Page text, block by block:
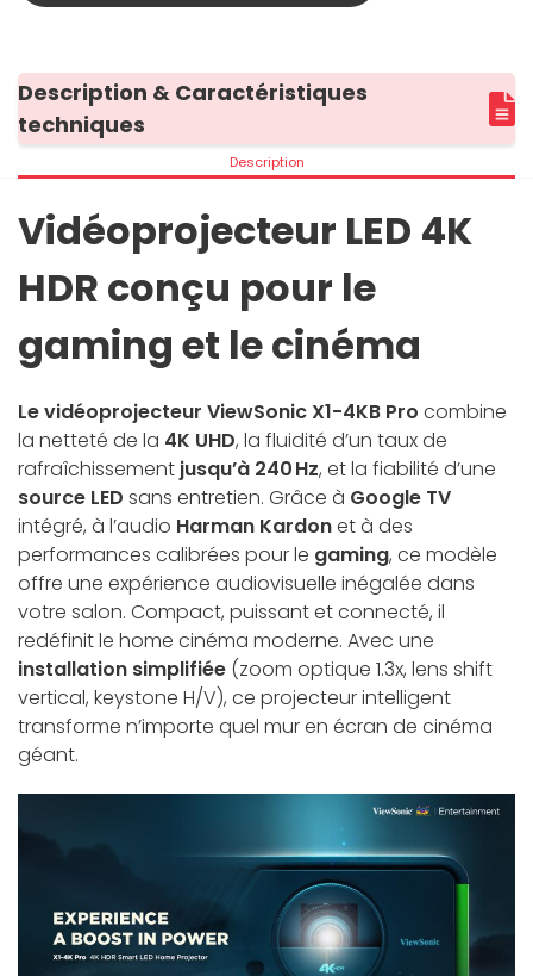
Description & Caractéristiques
techniques
Description
Vidéoprojecteur LED 4K
HDR conçu pour le
gaming et le cinéma
Le vidéoprojecteur ViewSonic X1-4KB Pro combine
la netteté de la 4K UHD, la fluidité d’un taux de
rafraîchissement jusqu’à 240 Hz, et la fiabilité d’une
source LED sans entretien. Grâce à Google TV
intégré, à l’audio Harman Kardonet à des
performances calibrées pour le gaming, ce modèle
offre une expérience audiovisuelle inégalée dans
votre salon. Compact, puissant et connecté, il
redéfinit le home cinéma moderne. Avec une
installation simplifiée (zoom optique 1.3x, lens shift
vertical, keystone H/V), ce projecteur intelligent
transforme n’importe quel mur en écran de cinéma
géant.